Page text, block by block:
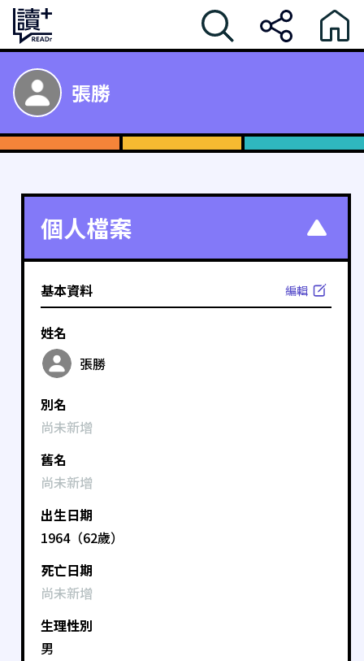
張勝
個人檔案
基本資料 編輯
姓名
張勝
別名
尚未新增
舊名
尚未新增
出生日期
1964（62歲）
死亡日期
尚未新增
生理性別
男